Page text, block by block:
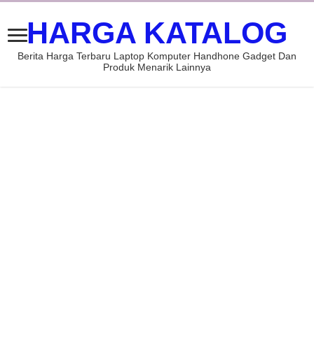
HARGA KATALOG
Berita Harga Terbaru Laptop Komputer Handhone Gadget Dan
Produk Menarik Lainnya